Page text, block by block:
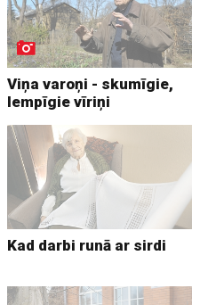
Viņa varoņi - skumīgie,
lempīgie vīriņi
Kad darbi runā ar sirdi